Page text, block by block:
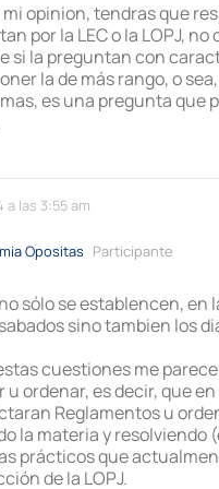
opinion, tendras que
por la LEC o la LOPJ, no
si la preguntan con
la de más rango, o
es una pregunta que
a las 3:55 am
Opositas Participante
sólo se establencen, en
sino tambien los
cuestiones me
ordenar, es decir, que
Reglamentos u
la materia y resolviendo
prácticos que
de la LOPJ.